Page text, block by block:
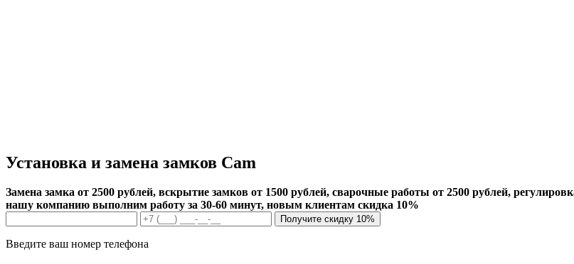
Установка и замена замков Cam
Замена замка от 2500 рублей, вскрытие замков от 1500 рублей, сварочные работы от 2500 рублей,
нашу компанию выполним работу за 30-60 минут, новым клиентам скидка 10%
Получите скидку 10%
Введите ваш номер телефона